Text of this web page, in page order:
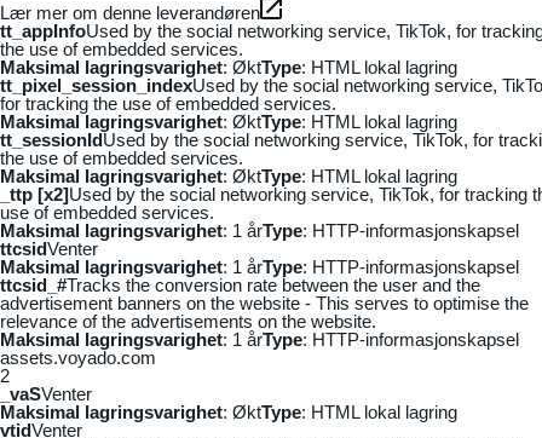
Lær mer om denne leverandøren
tt_appInfoUsed by the social networking service, TikTok, for
the use of embedded services.
Maksimal lagringsvarighet: ØktType: HTML lokal lagring
tt_pixel_session_indexUsed by the social networking service,
for tracking the use of embedded services.
Maksimal lagringsvarighet: ØktType: HTML lokal lagring
tt_sessionIdUsed by the social networking service, TikTok, for
the use of embedded services.
Maksimal lagringsvarighet: ØktType: HTML lokal lagring
_ttp [x2]Used by the social networking service, TikTok, for tracking
use of embedded services.
Maksimal lagringsvarighet: 1 årType: HTTP-informasjonskapsel
ttcsidVenter
Maksimal lagringsvarighet: 1 årType: HTTP-informasjonskapsel
ttcsid_#Tracks the conversion rate between the user and the
advertisement banners on the website - This serves to optimise the
relevance of the advertisements on the website.
Maksimal lagringsvarighet: 1 årType: HTTP-informasjonskapsel
assets.voyado.com
2
_vaSVenter
Maksimal lagringsvarighet: ØktType: HTML lokal lagring
vtidVenter